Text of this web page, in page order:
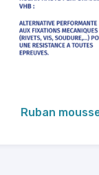
Ruban